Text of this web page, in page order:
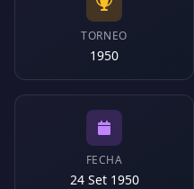
TORNEO
1950
FECHA
24 Set 1950